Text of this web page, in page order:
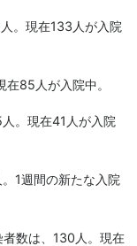
。現在133人が入院
85人が入院中。
。現在41人が入院
1週間の新たな入院
者数は、130人。現在